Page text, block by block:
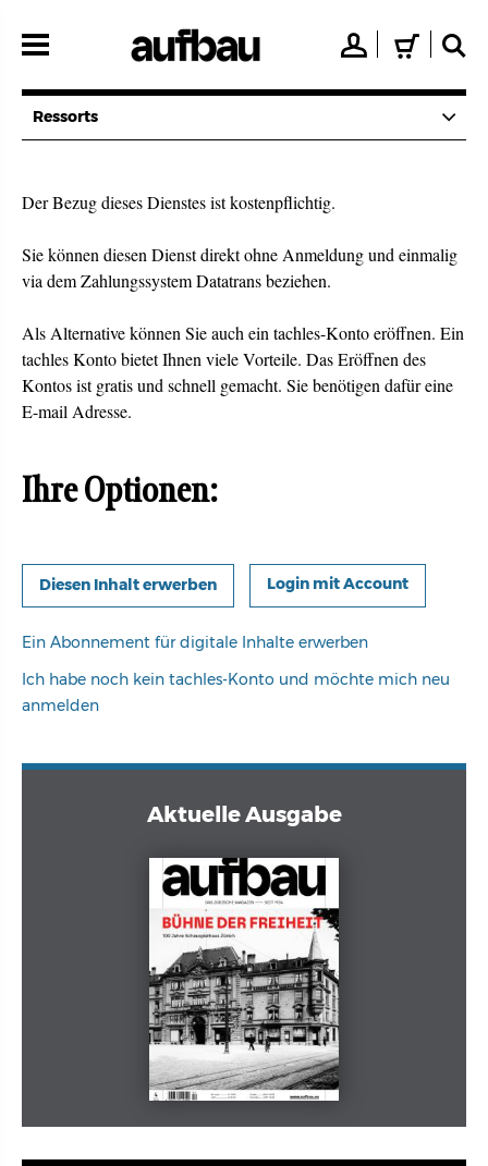
zum
👤 🛒 🔍
Ressorts
Der Bezug dieses Dienstes ist kostenpflichtig.
Sie können diesen Dienst direkt ohne Anmeldung und einmalig
via dem Zahlungssystem Datatrans beziehen.
Als Alternative können Sie auch ein tachles-Konto eröffnen. Ein
tachles Konto bietet Ihnen viele Vorteile. Das Eröffnen des
Kontos ist gratis und schnell gemacht. Sie benötigen dafür eine
E-mail Adresse.
Ihre Optionen:
Login mit Account
Ein Abonnement für digitale Inhalte erwerben
Ich habe noch kein tachles-Konto und möchte mich neu
anmelden
Aktuelle Ausgabe